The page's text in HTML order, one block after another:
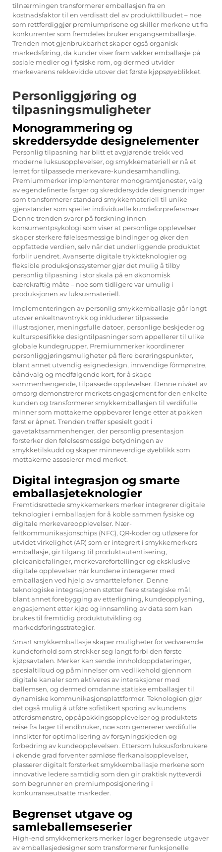
tilnærmingen transformerer emballasjen fra en
kostnadsfaktor til en verdisatt del av produkttilbudet – noe
som rettferdiggjør premiumprisene og skiller merkene ut fra
konkurrenter som fremdeles bruker engangsemballasje.
Trenden mot gjenbrukbarhet skaper også organisk
markedsføring, da kunder viser fram vakker emballasje på
sosiale medier og i fysiske rom, og dermed utvider
merkevarens rekkevidde utover det første kjøpsøyeblikket.
Personliggjøring og
tilpasningsmuligheter
Monogrammering og
skreddersydde designelementer
Personlig tilpasning har blitt et avgjørende trekk ved
moderne luksusopplevelser, og smykkemateriell er nå et
lerret for tilpassede merkevare-kundesamhandling.
Premiummerker implementerer monogramtjenester, valg
av egendefinerte farger og skreddersydde designendringer
som transformerer standard smykkemateriell til unike
gjenstander som speiler individuelle kundeforpreferanser.
Denne trenden svarer på forskning innen
konsumentpsykologi som viser at personlige opplevelser
skaper sterkere følelsesmessige bindinger og øker den
oppfattede verdien, selv når det underliggende produktet
forblir uendret. Avanserte digitale trykkteknologier og
fleksible produksjonssystemer gjør det mulig å tilby
personlig tilpasning i stor skala på en økonomisk
bærekraftig måte – noe som tidligere var umulig i
produksjonen av luksusmateriell.
Implementeringen av personlig smykkemballasje går langt
utover enkeltnavntrykk og inkluderer tilpassede
illustrasjoner, meningsfulle datoer, personlige beskjeder og
kulturspesifikke designtilpasninger som appellerer til ulike
globale kundegrupper. Premiummerker koordinerer
personliggjøringsmuligheter på flere berøringspunkter,
blant annet utvendig esignedesign, innvendige fôrmønstre,
båndvalg og medfølgende kort, for å skape
sammenhengende, tilpassede opplevelser. Denne nivået av
omsorg demonstrerer merkets engasjement for den enkelte
kunden og transformerer smykkemballasjen til verdifulle
minner som mottakerne oppbevarer lenge etter at pakken
først er åpnet. Trenden treffer spesielt godt i
gavetaktsammenhenger, der personlig presentasjon
forsterker den følelsesmessige betydningen av
smykketilskudd og skaper minneverdige øyeblikk som
mottakerne assosierer med merket.
Digital integrasjon og smarte
emballasjeteknologier
Fremtidsrettede smykkemerkers merker integrerer digitale
teknologier i emballasjen for å koble sammen fysiske og
digitale merkevareopplevelser. Nær-
feltkommunikasjonschips (NFC), QR-koder og utløsere for
utvidet virkelighet (AR) som er integrert i smykkemerkers
emballasje, gir tilgang til produktautentisering,
pleieanbefalinger, merkevarefortellinger og eksklusive
digitale opplevelser når kundene interagerer med
emballasjen ved hjelp av smarttelefoner. Denne
teknologiske integrasjonen støtter flere strategiske mål,
blant annet forebygging av etterligning, kundeopplysning,
engasjement etter kjøp og innsamling av data som kan
brukes til fremtidig produktutvikling og
markedsforingsstrategier.
Smart smykkemballasje skaper muligheter for vedvarende
kundeforhold som strekker seg langt forbi den første
kjøpsavtalen. Merker kan sende innholdoppdateringer,
spesialtilbud og påminnelser om vedlikehold gjennom
digitale kanaler som aktiveres av interaksjoner med
ballemsen, og dermed omdanne statiske emballasjer til
dynamiske kommunikasjonsplattformer. Teknologien gjør
det også mulig å utføre sofistikert sporing av kundens
atferdsmønstre, oppåpakkingsopplevelser og produktets
reise fra lager til endbruker, noe som genererer verdifulle
innsikter for optimalisering av forsyningskjeden og
forbedring av kundeopplevelsen. Ettersom luksusforbrukere
i økende grad forventer sømløse flerkanalsopplevelser,
plasserer digitalt forsterket smykkemballasje merkene som
innovative ledere samtidig som den gir praktisk nytteverdi
som begrunner en premiumposisjonering i
konkurranseutsatte markeder.
Begrenset utgave og
samleballemseserier
High-end smykkemerkers merker lager begrensede utgaver
av emballasjedesigner som transformerer funksjonelle